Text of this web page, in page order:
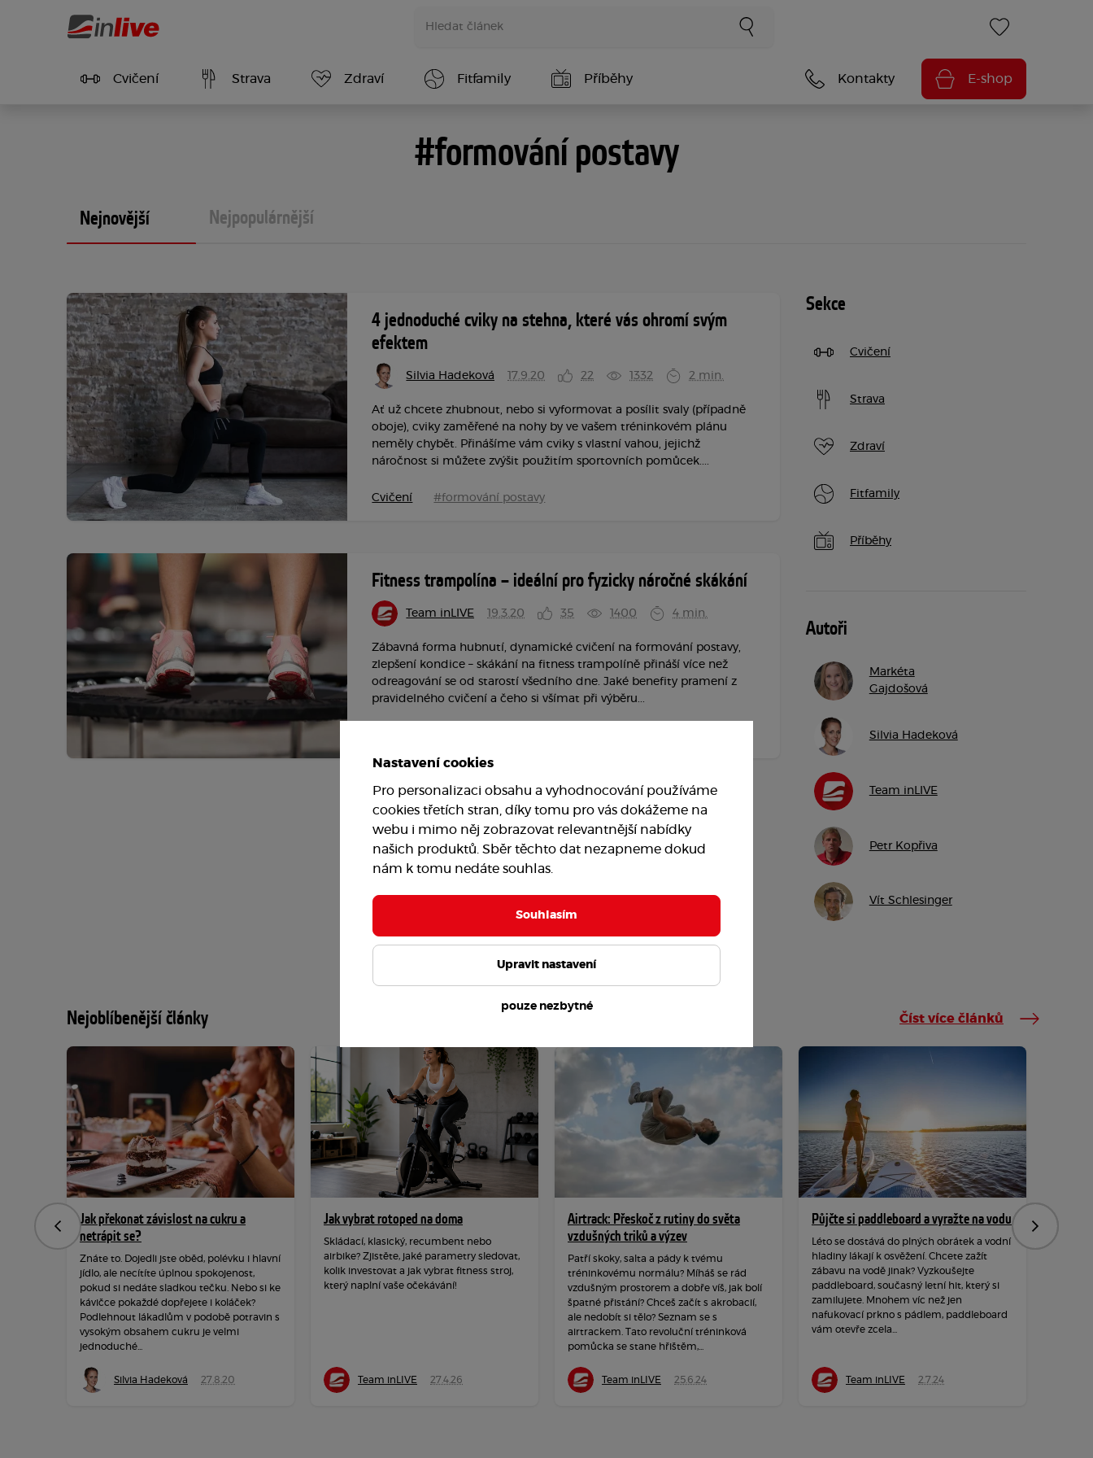
Cvičení Strava Zdraví Fitfamily Příběhy Kontakty E-shop
#formování postavy
Nejnovější Nejpopulárnější
4 jednoduché cviky na stehna, které vás ohromí svým
efektem
Silvia Hadeková 17.9.20 22 1332 2 min.
Ať už chcete zhubnout, nebo si vyformovat a posílit svaly (případně
oboje), cviky zaměřené na nohy by ve vašem tréninkovém plánu
neměly chybět. Přinášíme vám cviky s vlastní vahou, jejichž
náročnost si můžete zvýšit použitím sportovních pomůcek....
Cvičení #formování postavy
Fitness trampolína – ideální pro fyzicky náročné skákání
Team inLIVE 19.3.20 35 1400 4 min.
Zábavná forma hubnutí, dynamické cvičení na formování postavy,
zlepšení kondice – skákání na fitness trampolíně přináší více než
odreagování se od starostí všedního dne. Jaké benefity pramení z
pravidelného cvičení a čeho si všímat při výběru...
Sekce
Cvičení
Strava
Zdraví
Fitfamily
Příběhy
Autoři
Markéta
Gajdošová
Silvia Hadeková
Team inLIVE
Petr Kopřiva
Vít Schlesinger
Nejoblíbenější články Číst více článků
Jak překonat závislost na cukru a
netrápit se?
Znáte to. Dojedli jste oběd, polévku i hlavní
jídlo, ale necítíte úplnou spokojenost,
pokud si nedáte sladkou tečku. Nebo si ke
kávičce pokaždé dopřejete i koláček?
Podlehnout lákadlům v podobě potravin s
vysokým obsahem cukru je velmi
jednoduché...
Silvia Hadeková 27.8.20
Jak vybrat rotoped na doma
Skládací, klasický, recumbent nebo
airbike? Zjistěte, jaké parametry sledovat,
kolik investovat a jak vybrat fitness stroj,
který naplní vaše očekávání!
Team inLIVE 27.4.26
Airtrack: Přeskoč z rutiny do světa
vzdušných triků a výzev
Patří skoky, salta a pády k tvému
tréninkovému normálu? Míháš se rád
vzdušným prostorem a dobře víš, jak bolí
špatné přistání? Chceš začít s akrobacií,
ale nedobít si tělo? Seznam se s
airtrackem. Tato revoluční tréninková
pomůcka se stane hřištěm,...
Team inLIVE 25.6.24
Půjčte si paddleboard a vyražte na vodu
Léto se dostává do plných obrátek a vodní
hladiny lákají k osvěžení. Chcete zažít
zábavu na vodě jinak? Vyzkoušejte
paddleboard, současný letní hit, který si
zamilujete. Mnohem víc než jen
nafukovací prkno s pádlem, paddleboard
vám otevře zcela...
Team inLIVE 2.7.24
Předchozí
Nastavení cookies
Pro personalizaci obsahu a vyhodnocování používáme
cookies třetích stran, díky tomu pro vás dokážeme na
webu i mimo něj zobrazovat relevantnější nabídky
našich produktů. Sběr těchto dat nezapneme dokud
nám k tomu nedáte souhlas.
Souhlasím
Upravit nastavení
pouze nezbytné